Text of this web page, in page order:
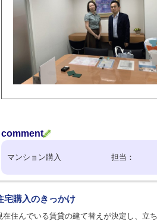
comment
マンション購入 担当：
宅購入のきっかけ
在住んでいる賃貸の建て替えが決定し、立